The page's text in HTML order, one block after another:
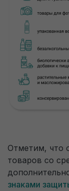
Отметим, что
товаров со
знаками